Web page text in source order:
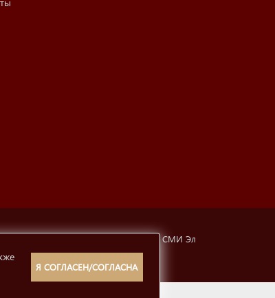
6а). Свидетельство о регистрации СМИ Эл
Я СОГЛАСЕН/СОГЛАСНА